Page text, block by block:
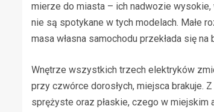
mierze do miasta – ich nadwozie
nie są spotykane w tych modelach. Małe
masa własna samochodu przekłada się
Wnętrze wszystkich trzech elektryków
przy czwórce dorosłych, miejsca brakuje.
sprężyste oraz płaskie, czego w miejskim